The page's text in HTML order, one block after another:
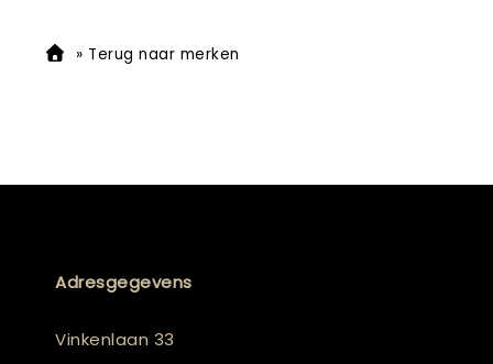
» Terug naar merken
Adresgegevens
Vinkenlaan 33